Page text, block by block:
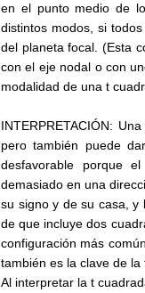
en el punto medio de
distintos modos, si
del planeta focal. (Esta
con el eje nodal o con
modalidad de una t
INTERPRETACIÓN:
pero también puede
desfavorable porque
demasiado en una
su signo y de su casa, y
de que incluye dos
configuración más
también es la clave de
Al interpretar la t